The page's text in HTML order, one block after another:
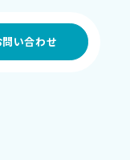
問い合わせ